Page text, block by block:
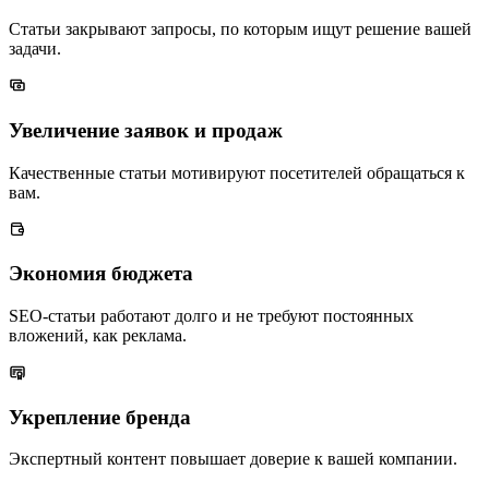
Статьи закрывают запросы, по которым ищут решение вашей
задачи.
Увеличение заявок и продаж
Качественные статьи мотивируют посетителей обращаться к
вам.
Экономия бюджета
SEO-статьи работают долго и не требуют постоянных
вложений, как реклама.
Укрепление бренда
Экспертный контент повышает доверие к вашей компании.